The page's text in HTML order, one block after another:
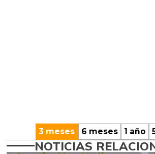
3 meses 6 meses 1 año
NOTICIAS